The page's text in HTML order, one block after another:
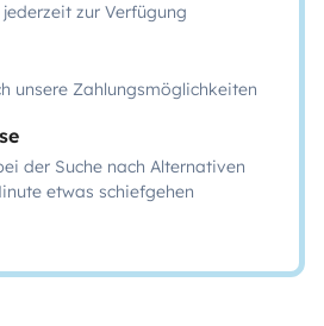
zur Verfügung
unsere Zahlungsmöglichkeiten
der Suche nach Alternativen
etwas schiefgehen